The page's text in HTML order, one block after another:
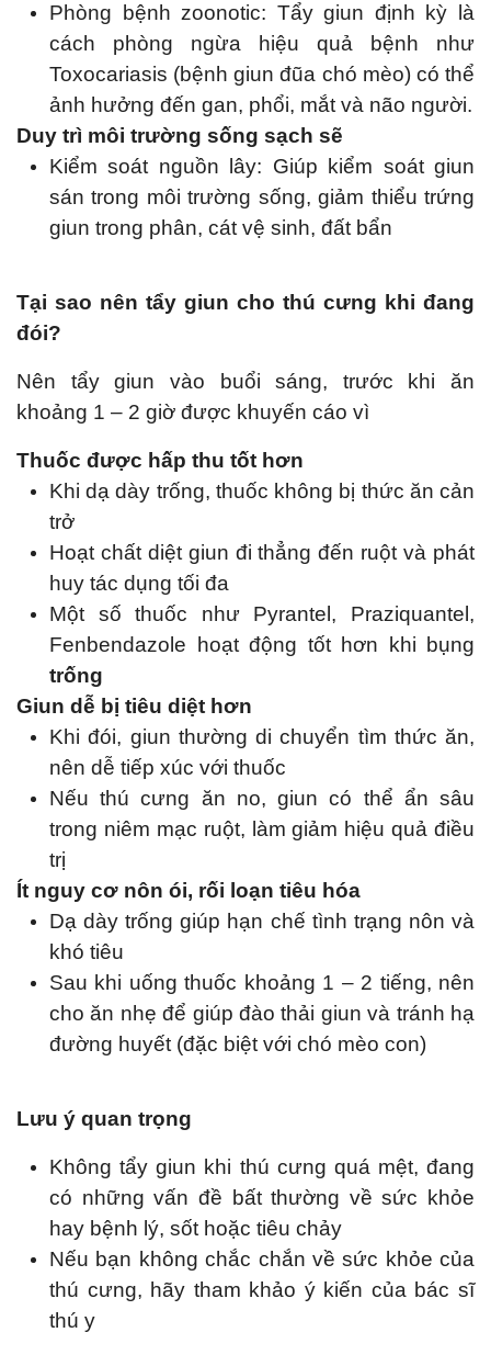
Phòng bệnh zoonotic: Tẩy giun định kỳ là
cách phòng ngừa hiệu quả bệnh như
Toxocariasis (bệnh giun đũa chó mèo) có thể
ảnh hưởng đến gan, phổi, mắt và não người.
Duy trì môi trường sống sạch sẽ
Kiểm soát nguồn lây: Giúp kiểm soát giun
sán trong môi trường sống, giảm thiểu trứng
giun trong phân, cát vệ sinh, đất bẩn
Tại sao nên tẩy giun cho thú cưng khi đang
đói?
Nên tẩy giun vào buổi sáng, trước khi ăn
khoảng 1 – 2 giờ được khuyến cáo vì
Thuốc được hấp thu tốt hơn
Khi dạ dày trống, thuốc không bị thức ăn cản
trở
Hoạt chất diệt giun đi thẳng đến ruột và phát
huy tác dụng tối đa
Một số thuốc như Pyrantel, Praziquantel,
Fenbendazole hoạt động tốt hơn khi bụng
trống
Giun dễ bị tiêu diệt hơn
Khi đói, giun thường di chuyển tìm thức ăn,
nên dễ tiếp xúc với thuốc
Nếu thú cưng ăn no, giun có thể ẩn sâu
trong niêm mạc ruột, làm giảm hiệu quả điều
trị
Ít nguy cơ nôn ói, rối loạn tiêu hóa
Dạ dày trống giúp hạn chế tình trạng nôn và
khó tiêu
Sau khi uống thuốc khoảng 1 – 2 tiếng, nên
cho ăn nhẹ để giúp đào thải giun và tránh hạ
đường huyết (đặc biệt với chó mèo con)
Lưu ý quan trọng
Không tẩy giun khi thú cưng quá mệt, đang
có những vấn đề bất thường về sức khỏe
hay bệnh lý, sốt hoặc tiêu chảy
Nếu bạn không chắc chắn về sức khỏe của
thú cưng, hãy tham khảo ý kiến của bác sĩ
thú y